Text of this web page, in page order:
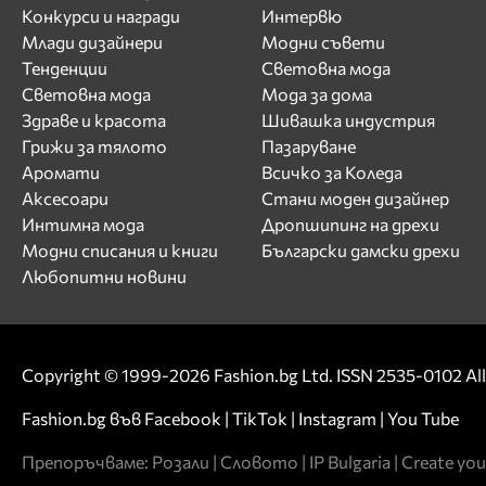
Жана Жекова
З
И
Ива Екимова
Иван Христов
Ирина Флорин
Й
К
Камелия
Камелия Тодорова
Катя от дует Ритон
Койна Русева
Конкурси и награди
Млади дизайнери
Тенденции
Световна мода
Здраве и красота
Грижи за тялото
Аромати
Аксесоари
Интимна мода
Модни списания и книги
Любопитни новини
Интервю
Модни съвети
Световна мода
Мода за дома
Шивашка индустрия
Пазаруване
Всичко за Коледа
Стани моден дизайнер
Дропшипинг на дрехи
Български дамски дрехи
Copyright © 1999-2026 Fashion.bg Ltd. ISSN 2535-0102
Fashion.bg във Facebook | TikTok | Instagram | You Tube
Препоръчваме: Розали | Словото | IP Bulgaria | Create